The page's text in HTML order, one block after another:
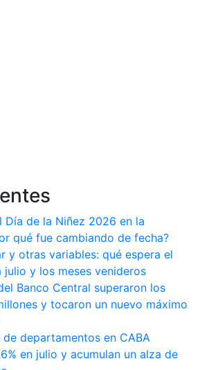
Día de la Niñez 2026 en la
qué fue cambiando de fecha?
y otras variables: qué espera el
julio y los meses venideros
Banco Central superaron los
y tocaron un nuevo máximo
de departamentos en CABA
en julio y acumulan un alza de